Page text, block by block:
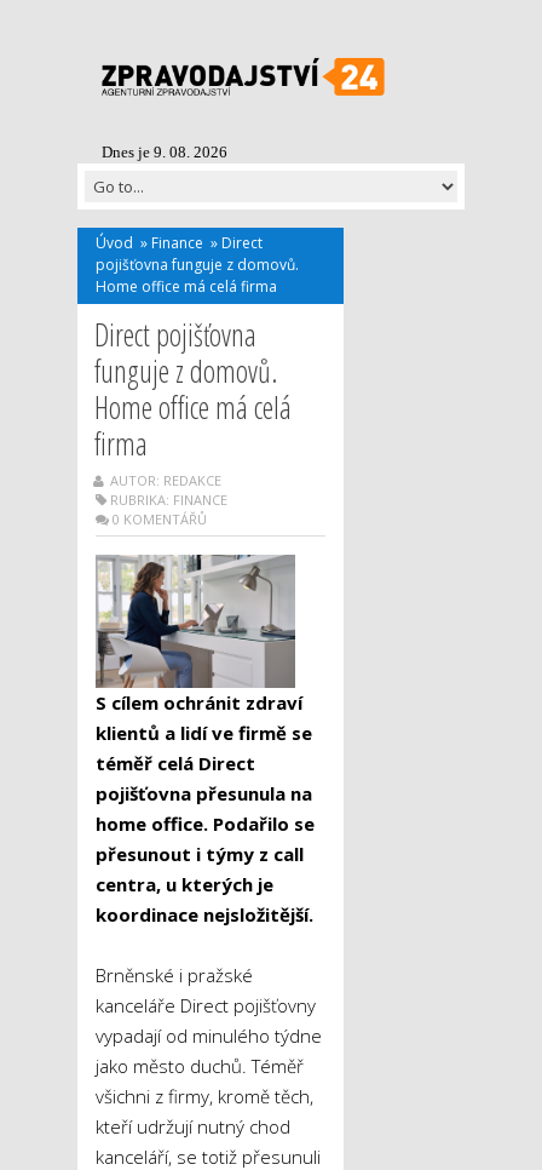
Dnes je 9. 08. 2026
Úvod » Finance » Direct
pojišťovna funguje z domovů.
Home office má celá firma
Direct pojišťovna
funguje z domovů.
Home office má celá
firma
AUTOR: REDAKCE
RUBRIKA: FINANCE
0 KOMENTÁŘŮ
S cílem ochránit zdraví
klientů a lidí ve firmě se
téměř celá Direct
pojišťovna přesunula na
home office. Podařilo se
přesunout i týmy z call
centra, u kterých je
koordinace nejsložitější.
Brněnské i pražské
kanceláře Direct pojišťovny
vypadají od minulého týdne
jako město duchů. Téměř
všichni z firmy, kromě těch,
kteří udržují nutný chod
kanceláří, se totiž přesunuli